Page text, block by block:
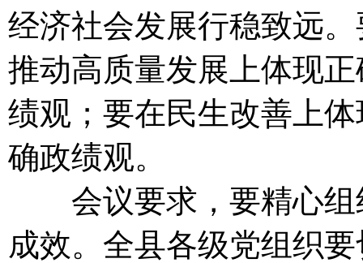
经济社会发展行稳致远
推动高质量发展上体现
绩观；要在民生改善上
确政绩观。
会议要求，要精心组
成效。全县各级党组织